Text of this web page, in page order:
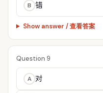
B 错
Show answer / 查看答案
Question 9
A 对